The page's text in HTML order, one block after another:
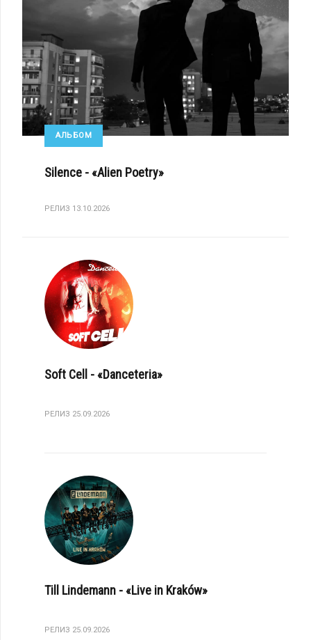
АЛЬБОМ
Silence - «Alien Poetry»
РЕЛИЗ 13.10.2026
Soft Cell - «Danceteria»
РЕЛИЗ 25.09.2026
Till Lindemann - «Live in Kraków»
РЕЛИЗ 25.09.2026